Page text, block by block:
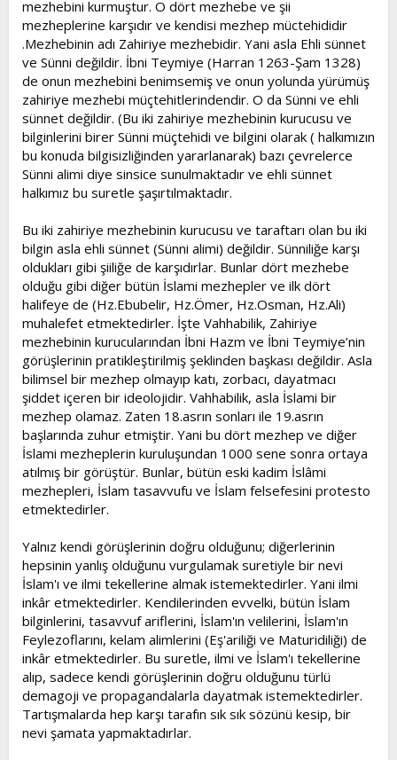
mezhebini kurmuştur. O dört mezhebe ve şii
mezheplerine karşıdır ve kendisi mezhep müctehididir
.Mezhebinin adı Zahiriye mezhebidir. Yani asla Ehli sünnet
ve Sünni değildir. İbni Teymiye (Harran 1263-Şam 1328)
de onun mezhebini benimsemiş ve onun yolunda yürümüş
zahiriye mezhebi müçtehitlerindendir. O da Sünni ve ehli
sünnet değildir. (Bu iki zahiriye mezhebinin kurucusu ve
bilginlerini birer Sünni müçtehidi ve bilgini olarak ( halkımızın
bu konuda bilgisizliğinden yararlanarak) bazı çevrelerce
Sünni alimi diye sinsice sunulmaktadır ve ehli sünnet
halkımız bu suretle şaşırtılmaktadır.
Bu iki zahiriye mezhebinin kurucusu ve taraftarı olan bu iki
bilgin asla ehli sünnet (Sünni alimi) değildir. Sünniliğe karşı
oldukları gibi şiiliğe de karşıdırlar. Bunlar dört mezhebe
olduğu gibi diğer bütün İslami mezhepler ve ilk dört
halifeye de (Hz.Ebubelir, Hz.Ömer, Hz.Osman, Hz.Ali)
muhalefet etmektedirler. İşte Vahhabilik, Zahiriye
mezhebinin kurucularından İbni Hazm ve İbni Teymiye’nin
görüşlerinin pratikleştirilmiş şeklinden başkası değildir. Asla
bilimsel bir mezhep olmayıp katı, zorbacı, dayatmacı
şiddet içeren bir ideolojidir. Vahhabilik, asla İslami bir
mezhep olamaz. Zaten 18.asrın sonları ile 19.asrın
başlarında zuhur etmiştir. Yani bu dört mezhep ve diğer
İslami mezheplerin kuruluşundan 1000 sene sonra ortaya
atılmış bir görüştür. Bunlar, bütün eski kadim İslâmi
mezhepleri, İslam tasavvufu ve İslam felsefesini protesto
etmektedirler.
Yalnız kendi görüşlerinin doğru olduğunu; diğerlerinin
hepsinin yanlış olduğunu vurgulamak suretiyle bir nevi
İslam'ı ve ilmi tekellerine almak istemektedirler. Yani ilmi
inkâr etmektedirler. Kendilerinden evvelki, bütün İslam
bilginlerini, tasavvuf ariflerini, İslam'ın velilerini, İslam'ın
Feylezoflarını, kelam alimlerini (Eş'ariliği ve Maturidiliği) de
inkâr etmektedirler. Bu suretle, ilmi ve İslam'ı tekellerine
alıp, sadece kendi görüşlerinin doğru olduğunu türlü
demagoji ve propagandalarla dayatmak istemektedirler.
Tartışmalarda hep karşı tarafın sık sık sözünü kesip, bir
nevi şamata yapmaktadırlar.